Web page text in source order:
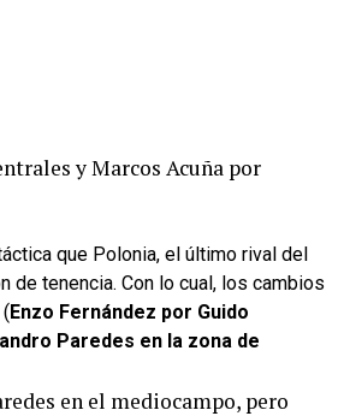
y Marcos Acuña por
que Polonia, el último rival del
de tenencia. Con lo cual, los cambios
Enzo Fernández por Guido
Paredes en la zona de
en el mediocampo, pero